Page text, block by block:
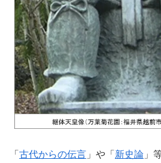
「 古代からの伝言 」や「 新史論 」